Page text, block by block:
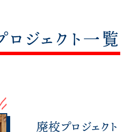
ジェクト一覧
廃校プロジェクト